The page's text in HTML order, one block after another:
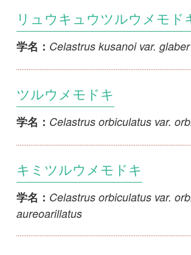
ツルウメモドキ
学名： Celastrus orbiculatus var. orbiculatus
キミツルウメモドキ
aureoarillatus
ナガミノツルウメモドキ
学名：
ellipticus
オニツルウメモドキ